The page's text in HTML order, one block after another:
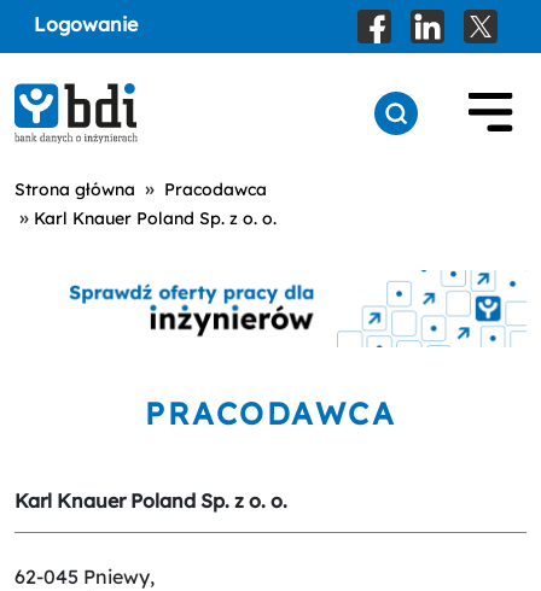
Logowanie
Strona główna » Pracodawca
» Karl Knauer Poland Sp. z o. o.
PRACODAWCA
Karl Knauer Poland Sp. z o. o.
62-045 Pniewy,